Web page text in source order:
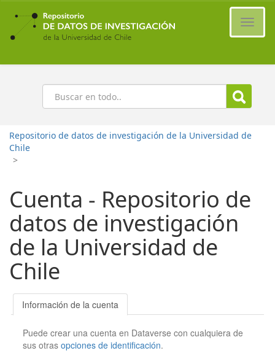
Ir
contenido
principal
Buscar
Repositorio de datos de investigación de la Universidad de
Chile
>
Cuenta - Repositorio de
datos de investigación
de la Universidad de
Chile
Información de la cuenta
Puede crear una cuenta en Dataverse con cualquiera de
sus otrasopciones de identificación.